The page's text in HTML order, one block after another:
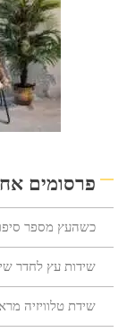
פרסומים
כשהעץ מספר
שידות עץ לחדר
שידת טלוויזיה